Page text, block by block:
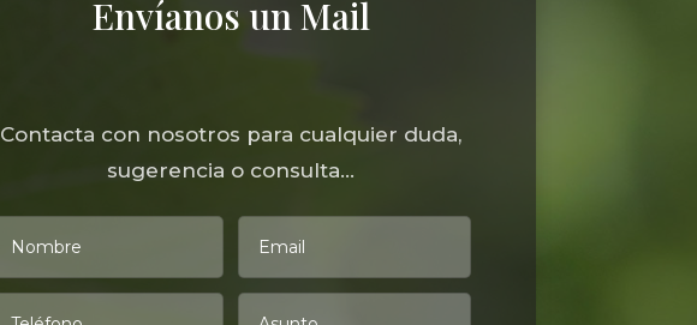
Envíanos un Mail
Contacta con nosotros para cualquier duda,
sugerencia o consulta...